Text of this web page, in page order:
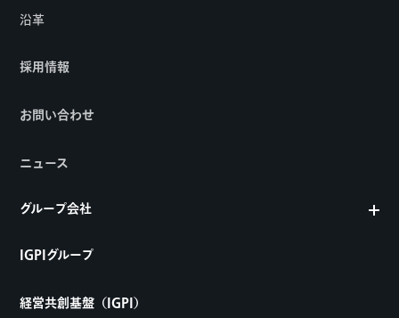
沿革
採用情報
お問い合わせ
ニュース
グループ会社
IGPIグループ
経営共創基盤（IGPI）